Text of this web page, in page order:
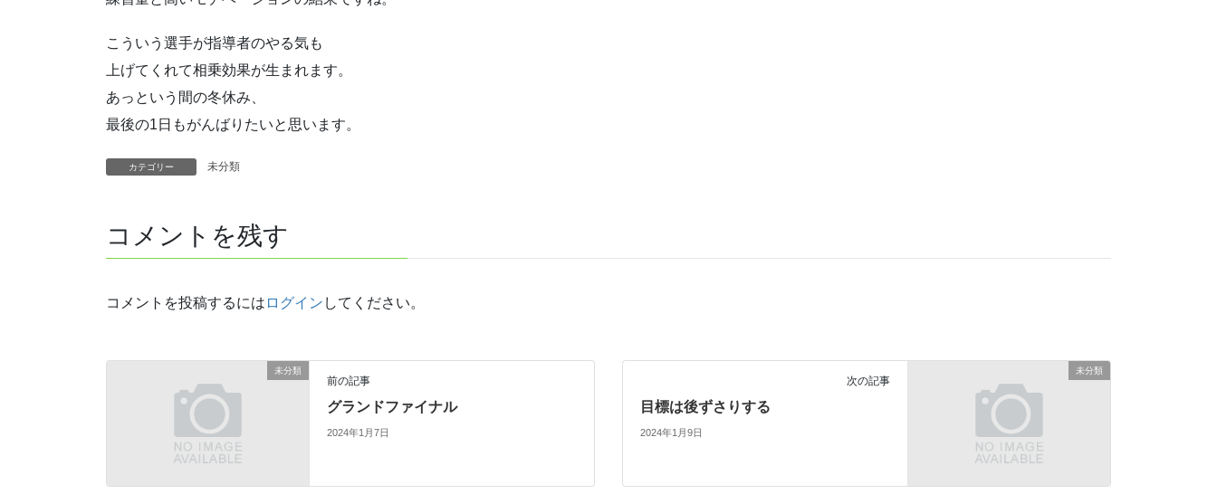
こういう選手が指導者のやる気も
上げてくれて相乗効果が生まれます。
あっという間の冬休み、
最後の1日もがんばりたいと思います。
カテゴリー 未分類
コメントを残す
コメントを投稿するには ログイン してください。
未分類
前の記事
グランドファイナル
2024年1月7日
未分類
次の記事
目標は後ずさりする
2024年1月9日